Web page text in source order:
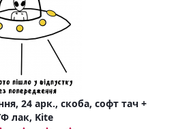
24 арк., скоба, софт тач +
лак, Kite